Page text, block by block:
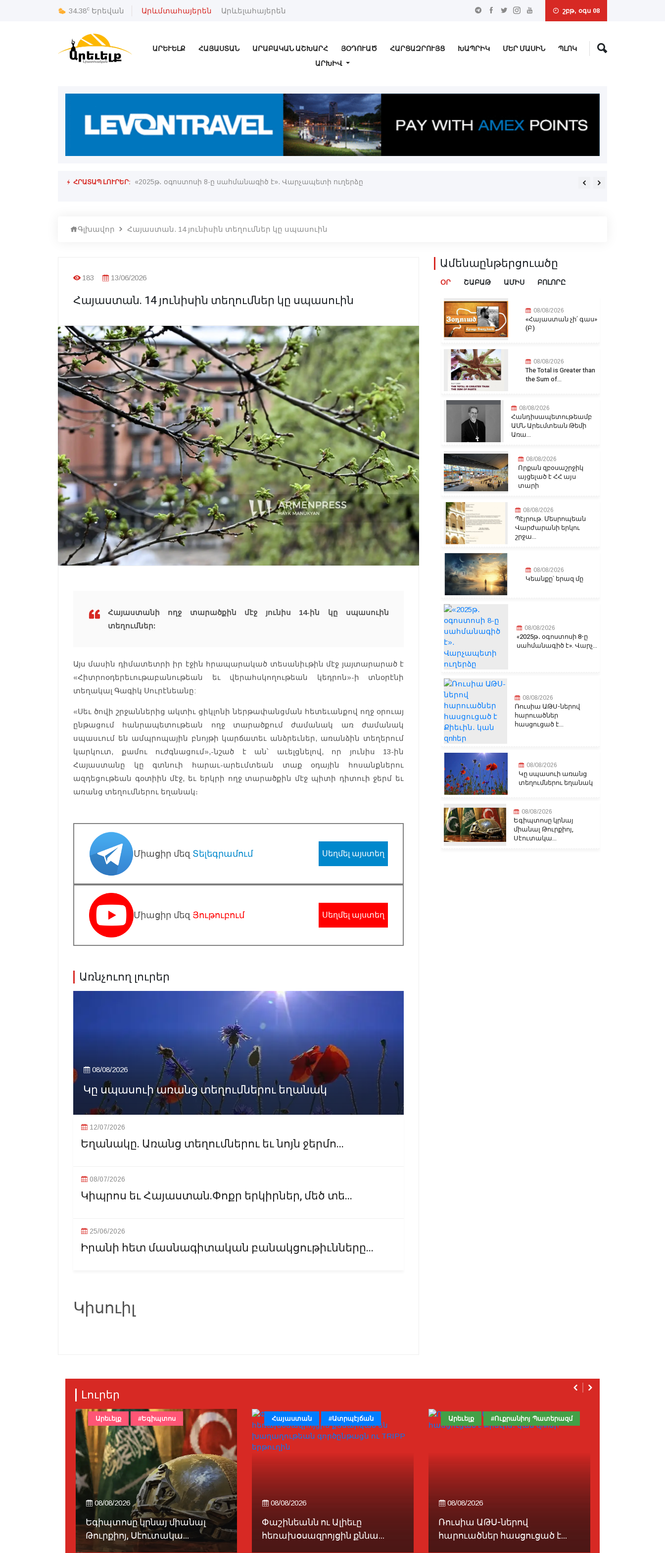
34.38c Երեվան Արևմտահայերեն Արևելահայերեն շբթ, օգս 08
ԱՐԵՒԵԼՔ ՀԱՅԱՍՏԱՆ ԱՐԱԲԱԿԱՆ ԱՇԽԱՐՀ ՅՕԴՈՒԱԾ ՀԱՐՑԱԶՐՈՒՅՑ ԽԱՊՐԻԿ ՄԵՐ ՄԱՍԻՆ
ՊԼՈԿ
ԱՐԽԻՎ
ՀՐԱՏԱՊ ԼՈՒՐԵՐ: «2025թ․ օգոստոսի 8-ը սահմանագիծ է». Վարչապետի ուղերձը Փաշինեանն ու Ալիեւը
Գլխավոր Հայաստան. 14 յունիսին տեղումներ կը սպասուին
183 13/06/2026
Հայաստան. 14 յունիսին տեղումներ կը սպասուին
Հայաստանի ողջ տարածքին մէջ յունիս 14-ին կը սպասուին
տեղումներ:
Այս մասին դիմատետրի իր էջին հրապարակած տեսանիւթին մէջ յայտարարած է
«Հիտրոօդերեւութաբանութեան եւ վերահսկողութեան կեդրոն»-ի տնօրէնի
տեղակալ Գագիկ Սուրէնեանը:
«Սեւ ծովի շրջաններից ակտիւ ցիկլոնի ներթափանցման հետեւանքով ողջ օրուայ
ընթացում հանրապետութեան ողջ տարածքում ժամանակ առ ժամանակ
սպասւում են ամպրոպային բնոյթի կարճատեւ անձրեւներ, առանձին տեղերում
կարկուտ, քամու ուժգնացում»,-նշած է ան՝ աւելցնելով, որ յունիս 13-ին
Հայաստանը կը գտնուի հարաւ-արեւմտեան տաք օդային հոսանքներու
ազդեցութեան գօտիին մէջ, եւ երկրի ողջ տարածքին մէջ պիտի դիտուի ջերմ եւ
առանց տեղումներու եղանակ։
Միացիր մեզ Տելեգրամում Սեղմել այստեղ
Միացիր մեզ Յութուբում Սեղմել այստեղ
Առնչուող լուրեր
08/08/2026
Կը սպասուի առանց տեղումներու եղանակ
12/07/2026
Եղանակը. Առանց տեղումներու եւ նոյն ջերմո...
08/07/2026
Կիպրոս եւ Հայաստան.Փոքր երկիրներ, մեծ տե...
25/06/2026
Իրանի հետ մասնագիտական բանակցութիւնները...
Կիսուիլ
Ամենաընթերցուածը
ՕՐ ՇԱԲԱԹ ԱՄԻՍ ԲՈԼՈՐԸ
08/08/2026
«Հայաստան չի՛ գաս»
(Բ)
08/08/2026
The Total is Greater than
the Sum of...
08/08/2026
Հանդիսապետութեամբ
ԱՄՆ Արեւմտեան Թեմի
Առա...
08/08/2026
Որքան զբօսաշրջիկ
այցելած է ՀՀ այս
տարի
08/08/2026
Պէյրութ. Մեսրոպեան
Վարժարանի երկու
շրջա...
08/08/2026
Կեանքը՝ երազ մը
08/08/2026
«2025թ․ օգոստոսի 8-ը
սահմանագիծ է». Վարչ...
08/08/2026
Ռուսիա ԱԹՍ-ներով
հարուածներ
հասցուցած է...
08/08/2026
Կը սպասուի առանց
տեղումներու եղանակ
08/08/2026
Եգիպտոսը կրնայ
միանալ Թուրքիոյ,
Սէուտակա...
Լուրեր
08/08/2026
Եգիպտոսը կրնայ միանալ
Թուրքիոյ, Սէուտակա...
Արեւելք #Եգիպտոս
08/08/2026
Փաշինեանն ու Ալիեւը
հեռախօսազրոյցին քննա...
Հայաստան #Ատրպէյճան
08/08/2026
Ռուսիա ԱԹՍ-ներով
հարուածներ հասցուցած է...
Արեւելք #Ուքրանիոյ Պատերազմ